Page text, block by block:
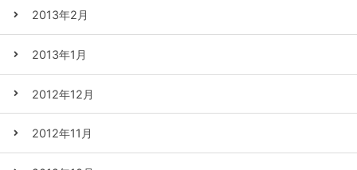
2013年2月
2013年1月
2012年12月
2012年11月